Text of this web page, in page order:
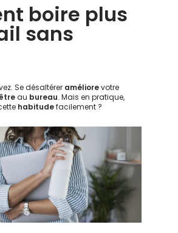
boire plus
sans
Se désaltérer améliorevotre
au bureau. Mais en pratique,
habitudefacilement ?